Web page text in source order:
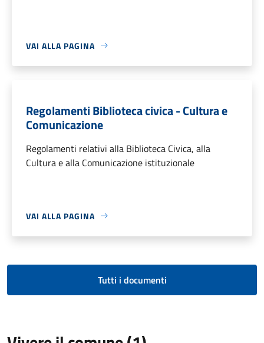
VAI ALLA PAGINA
Regolamenti Biblioteca civica - Cultura e
Comunicazione
Regolamenti relativi alla Biblioteca Civica, alla
Cultura e alla Comunicazione istituzionale
VAI ALLA PAGINA
Tutti i documenti